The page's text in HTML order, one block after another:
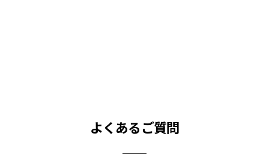
よくあるご質問